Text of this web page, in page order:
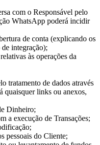
com o Responsável pelo
WhatsApp poderá incidir
de conta (explicando os
integração);
às operações da
tratamento de dados através
quaisquer links ou anexos,
Dinheiro;
a execução de Transações;
pessoais do Cliente;